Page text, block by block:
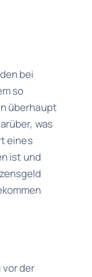
bei
so
überhaupt
was
eines
ist und
vor der